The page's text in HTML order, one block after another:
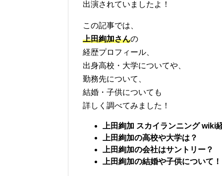
出演されていましたよ！
この記事では、
上田絢加さんの
経歴プロフィール、
出身高校・大学についてや、
勤務先について、
結婚・子供についても
詳しく調べてみました！
上田絢加 スカイランニング wiki
上田絢加の高校や大学は？
上田絢加の会社はサントリー？
上田絢加の結婚や子供について！